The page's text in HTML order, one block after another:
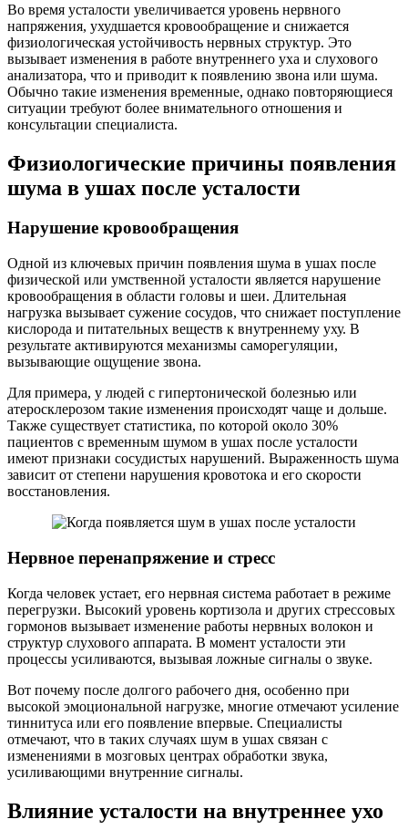
Во время усталости увеличивается уровень нервного
напряжения, ухудшается кровообращение и снижается
физиологическая устойчивость нервных структур. Это
вызывает изменения в работе внутреннего уха и слухового
анализатора, что и приводит к появлению звона или шума.
Обычно такие изменения временные, однако повторяющиеся
ситуации требуют более внимательного отношения и
консультации специалиста.
Физиологические причины появления
шума в ушах после усталости
Нарушение кровообращения
Одной из ключевых причин появления шума в ушах после
физической или умственной усталости является нарушение
кровообращения в области головы и шеи. Длительная
нагрузка вызывает сужение сосудов, что снижает поступление
кислорода и питательных веществ к внутреннему уху. В
результате активируются механизмы саморегуляции,
вызывающие ощущение звона.
Для примера, у людей с гипертонической болезнью или
атеросклерозом такие изменения происходят чаще и дольше.
Также существует статистика, по которой около 30%
пациентов с временным шумом в ушах после усталости
имеют признаки сосудистых нарушений. Выраженность шума
зависит от степени нарушения кровотока и его скорости
восстановления.
Нервное перенапряжение и стресс
Когда человек устает, его нервная система работает в режиме
перегрузки. Высокий уровень кортизола и других стрессовых
гормонов вызывает изменение работы нервных волокон и
структур слухового аппарата. В момент усталости эти
процессы усиливаются, вызывая ложные сигналы о звуке.
Вот почему после долгого рабочего дня, особенно при
высокой эмоциональной нагрузке, многие отмечают усиление
тиннитуса или его появление впервые. Специалисты
отмечают, что в таких случаях шум в ушах связан с
изменениями в мозговых центрах обработки звука,
усиливающими внутренние сигналы.
Влияние усталости на внутреннее ухо